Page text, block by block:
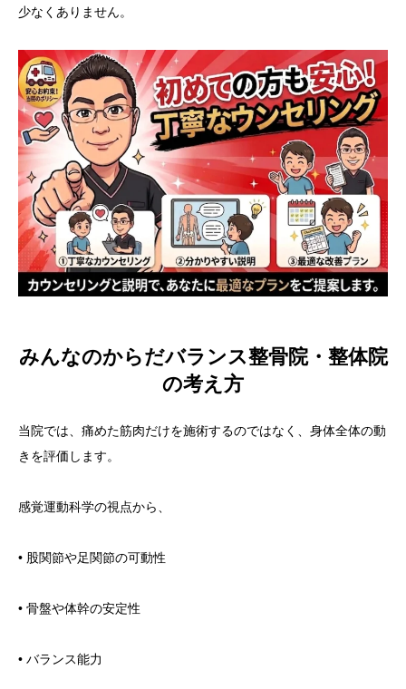
少なくありません。
みんなのからだバランス整骨院・整体院
の考え方
当院では、痛めた筋肉だけを施術するのではなく、身体全体の動
きを評価します。
感覚運動科学の視点から、
• 股関節や足関節の可動性
• 骨盤や体幹の安定性
• バランス能力